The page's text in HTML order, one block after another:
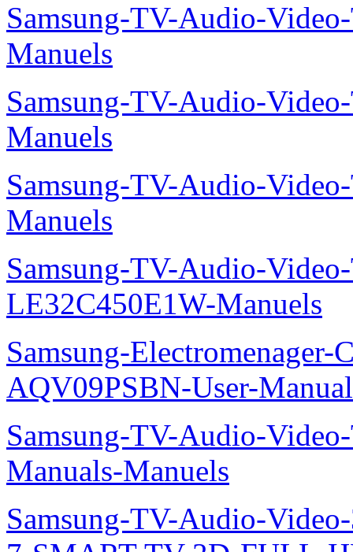
Samsung-TV-Audio-
Manuels
Samsung-TV-Audio-
Manuels
Samsung-TV-Audio-
Manuels
Samsung-TV-Audio-
LE32C450E1W-Manuels
Samsung-
AQV09PSBN-User-
Samsung-TV-Audio-
Manuals-Manuels
Samsung-TV-Audio-